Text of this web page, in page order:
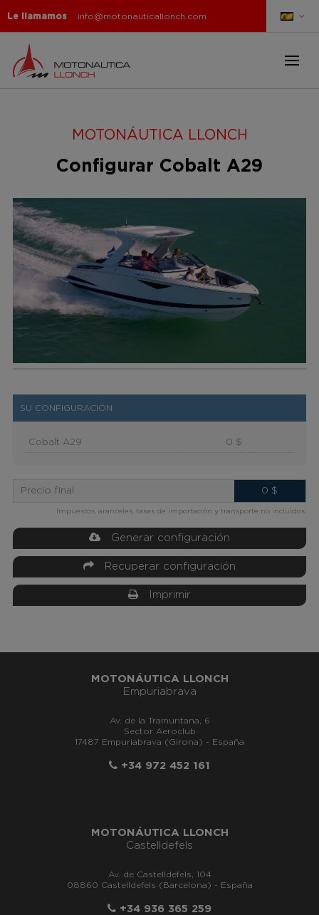
Le llamamos info@motonauticallonch.com
MOTONÁUTICA LLONCH
Configurar Cobalt A29
SU CONFIGURACIÓN
Cobalt A29 0 $
Precio final 0 $
Impuestos, aranceles, tasas de importación y transporte no incluidos.
Generar configuración
Recuperar configuración
Imprimir
MOTONÁUTICA LLONCH
Empuriabrava
Av. de la Tramuntana, 6
Sector Aeroclub
17487 Empuriabrava (Girona) - España
+34 972 452 161
MOTONÁUTICA LLONCH
Castelldefels
Av. de Castelldefels, 104
08860 Castelldefels (Barcelona) - España
+34 936 365 259